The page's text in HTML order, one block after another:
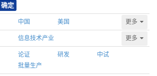
确定
中国 美国 更多
信息技术产业 更多
论证 研发
中试
批量生产